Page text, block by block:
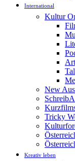
International
Kultur
New
Tricky
Kreativ leben